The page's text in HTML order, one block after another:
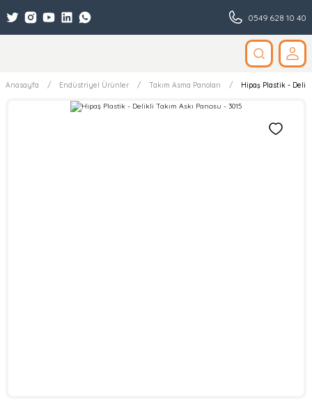
0549 628 10 40
Anasayfa Endüstriyel Ürünler Takım Asma Panoları Hipaş Plastik -